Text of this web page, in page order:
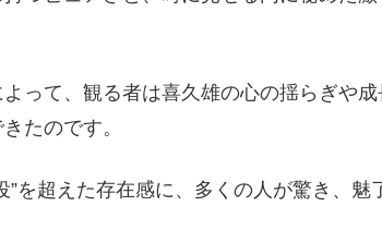
って、観る者は喜久雄の心の揺らぎや
たのです。
”を超えた存在感に、多くの人が驚き、魅